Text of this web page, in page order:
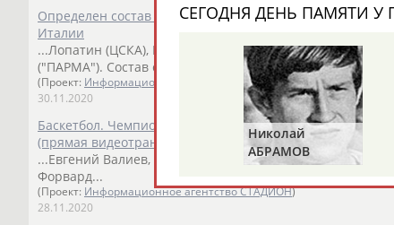
Определен состав сборной России на матч
Италии
...Лопатин (ЦСКА), Евгений Валиев, Андрей Воронцевич,
("ПАРМА"). Состав сборной Италии:...
(Проект: Информационное агентство СТАДИОН)
30.11.2020
Баскетбол. Чемпионат Европы 2022. Мужчины.
(прямая видеотрансляция)
...Евгений Валиев, Андрей Воронцевич, центровой
Форвард...
(Проект: Информационное агентство СТАДИОН)
28.11.2020
СЕГОДНЯ ДЕНЬ ПАМЯТИ У
Николай
АБРАМОВ